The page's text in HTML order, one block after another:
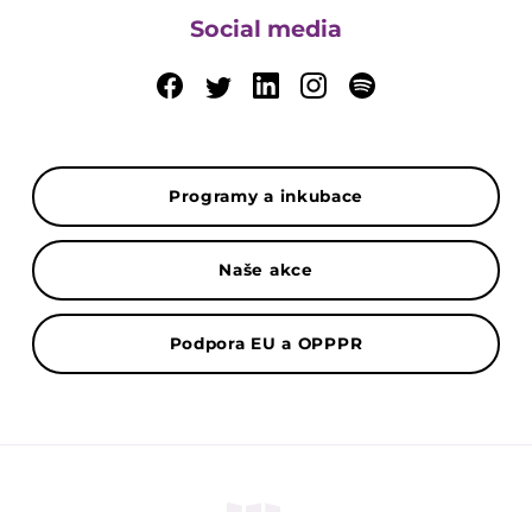
Social media
Programy a inkubace
Naše akce
Podpora EU a OPPPR